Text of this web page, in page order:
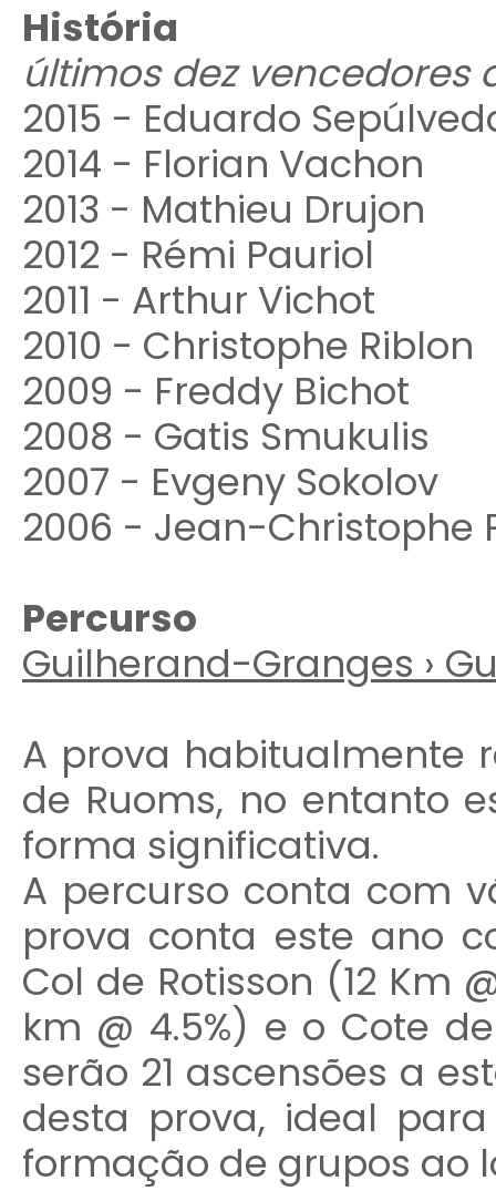
História
últimos dez vencedores
2015 - Eduardo
2014 - Florian Vachon
2013 - Mathieu Drujon
2012 - Rémi Pauriol
2011 - Arthur Vichot
2010 - Christophe Riblon
2009 - Freddy Bichot
2008 - Gatis Smukulis
2007 - Evgeny Sokolov
2006 - Jean-Christophe
Percurso
Guilherand-Granges ›
A prova habitualmente
de Ruoms, no entanto
forma significativa.
A percurso conta com
prova conta este ano
Col de Rotisson (12 Km
km @ 4.5%) e o Cote
serão 21 ascensões a
desta prova, ideal
formação de grupos ao